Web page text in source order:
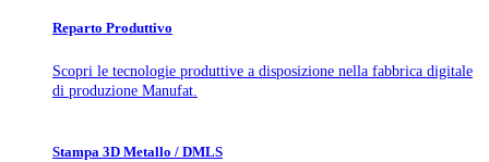
Reparto Produttivo
Scopri le tecnologie produttive a disposizione nella fabbrica digitale
di produzione Manufat.
Stampa 3D Metallo / DMLS